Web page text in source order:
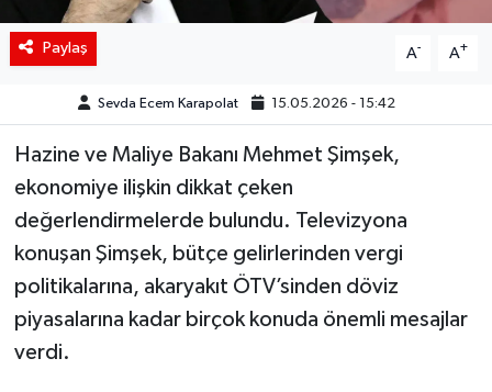
Paylaş A- A+
Sevda Ecem Karapolat 15.05.2026 - 15:42
Hazine ve Maliye Bakanı Mehmet Şimşek,
ekonomiye ilişkin dikkat çeken
değerlendirmelerde bulundu. Televizyona
konuşan Şimşek, bütçe gelirlerinden vergi
politikalarına, akaryakıt ÖTV’sinden döviz
piyasalarına kadar birçok konuda önemli mesajlar
verdi.